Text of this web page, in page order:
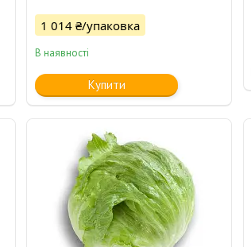
1 014 ₴/упаковка
В наявності
Купити